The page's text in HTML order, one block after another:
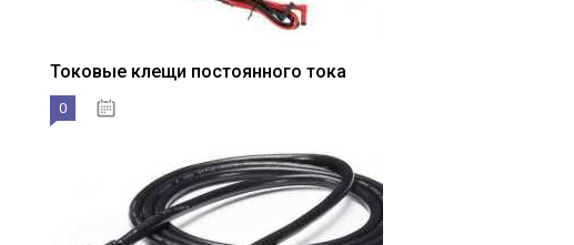
Токовые клещи постоянного тока
0